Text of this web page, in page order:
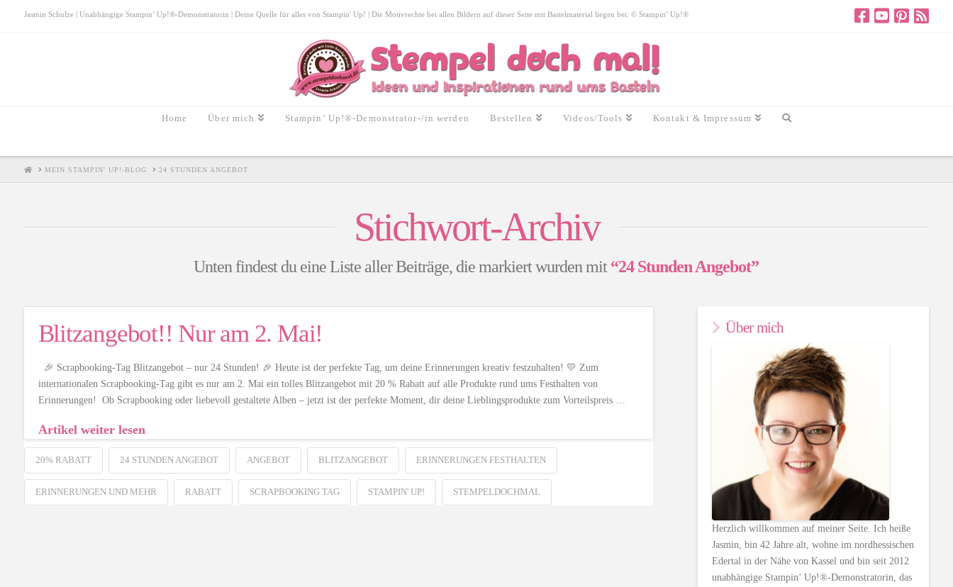
Jasmin Schulze | Unabhängige Stampin’ Up!®-Demonstratorin | Deine Quelle für alles von Stampin' Up! | Die Motivrechte bei allen Bildern auf dieser Seite mit Bastelmaterial liegen bei: © Stampin’ Up!®
Home Über mich Stampin’ Up!®-Demonstrator-/in werden Bestellen Videos/Tools Kontakt & Impressum
HOMEMEIN STAMPIN' UP!-BLOG 24 STUNDEN ANGEBOT
Stichwort-Archiv
Unten findest du eine Liste aller Beiträge, die markiert wurden mit“24 Stunden Angebot”
Blitzangebot!! Nur am 2. Mai!
🎉 Scrapbooking-Tag Blitzangebot – nur 24 Stunden! 🎉 Heute ist der perfekte Tag, um deine Erinnerungen kreativ festzuhalten! 💛 Zum
internationalen Scrapbooking-Tag gibt es nur am 2. Mai ein tolles Blitzangebot mit 20 % Rabatt auf alle Produkte rund ums Festhalten von
Erinnerungen! Ob Scrapbooking oder liebevoll gestaltete Alben – jetzt ist der perfekte Moment, dir deine Lieblingsprodukte zum Vorteilspreis …
Artikel weiter lesen
20% RABATT 24 STUNDEN ANGEBOT ANGEBOT BLITZANGEBOT ERINNERUNGEN FESTHALTEN
ERINNERUNGEN UND MEHR RABATT SCRAPBOOKING TAG STAMPIN' UP! STEMPELDOCHMAL
Über mich
Herzlich willkommen auf meiner Seite. Ich heiße
Jasmin, bin 42 Jahre alt, wohne im nordhessischen
Edertal in der Nähe von Kassel und bin seit 2012
unabhängige Stampin’ Up!®-Demonstratorin, das